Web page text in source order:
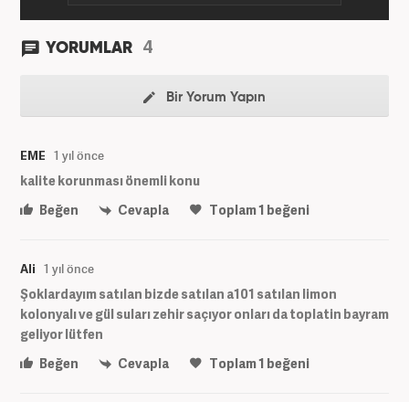
YORUMLAR 4
Bir Yorum Yapın
EME 1 yıl önce
kalite korunması önemli konu
Beğen
Cevapla Toplam1 beğeni
Ali 1 yıl önce
Şoklardayım satılan bizde satılan a101 satılan limon
kolonyalı ve gül suları zehir saçıyor onları da toplatin bayram
geliyor lütfen
Beğen
Cevapla Toplam1 beğeni